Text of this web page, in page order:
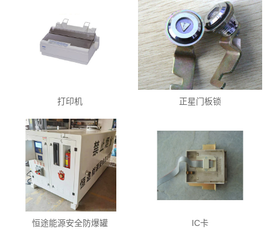
打印机 正星门板锁
恒途能源安全防爆罐 IC卡